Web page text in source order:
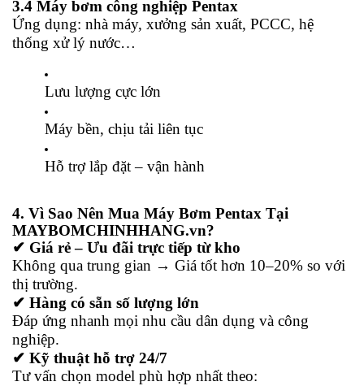
3.4 Máy bơm công nghiệp Pentax
Ứng dụng: nhà máy, xưởng sản xuất, PCCC, hệ
thống xử lý nước…
Lưu lượng cực lớn
Máy bền, chịu tải liên tục
Hỗ trợ lắp đặt – vận hành
4. Vì Sao Nên Mua Máy Bơm Pentax Tại
MAYBOMCHINHHANG.vn?
✔ Giá rẻ – Ưu đãi trực tiếp từ kho
Không qua trung gian → Giá tốt hơn 10–20% so với
thị trường.
✔ Hàng có sẵn số lượng lớn
Đáp ứng nhanh mọi nhu cầu dân dụng và công
nghiệp.
✔ Kỹ thuật hỗ trợ 24/7
Tư vấn chọn model phù hợp nhất theo: